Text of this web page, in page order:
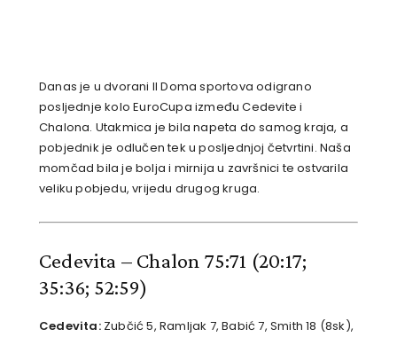
Danas je u dvorani II Doma sportova odigrano
posljednje kolo EuroCupa između Cedevite i
Chalona. Utakmica je bila napeta do samog kraja, a
pobjednik je odlučen tek u posljednjoj četvrtini. Naša
momčad bila je bolja i mirnija u završnici te ostvarila
veliku pobjedu, vrijedu drugog kruga.
Cedevita – Chalon 75:71 (20:17;
35:36; 52:59)
Cedevita: Zubčić 5, Ramljak 7, Babić 7, Smith 18 (8sk),